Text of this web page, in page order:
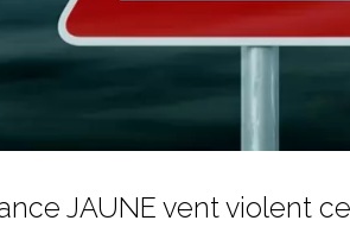
JAUNE vent violent